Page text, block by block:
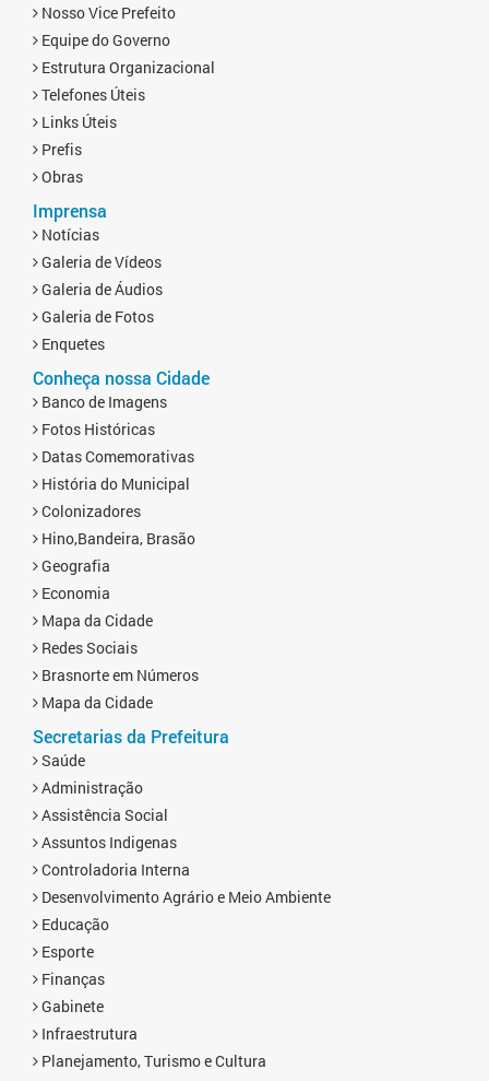
Nosso Vice Prefeito
Equipe do Governo
Estrutura Organizacional
Telefones Úteis
Links Úteis
Prefis
Obras
Imprensa
Notícias
Galeria de Vídeos
Galeria de Áudios
Galeria de Fotos
Enquetes
Conheça nossa Cidade
Banco de Imagens
Fotos Históricas
Datas Comemorativas
História do Municipal
Colonizadores
Hino,Bandeira, Brasão
Geografia
Economia
Mapa da Cidade
Redes Sociais
Brasnorte em Números
Mapa da Cidade
Secretarias da Prefeitura
Saúde
Administração
Assistência Social
Assuntos Indigenas
Controladoria Interna
Desenvolvimento Agrário e Meio Ambiente
Educação
Esporte
Finanças
Gabinete
Infraestrutura
Planejamento, Turismo e Cultura